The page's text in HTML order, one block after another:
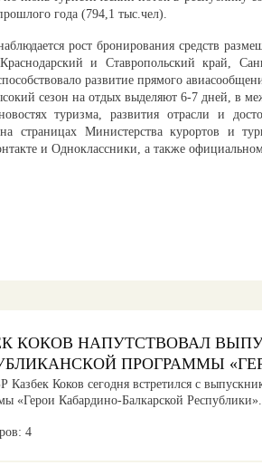
года (794,1 тыс.чел).
рост бронирования средств
и Ставропольский край,
развитие прямого
сезон на отдых выделяют 6-7 дней, в
туризма, развития отрасли и
страницах Министерства курортов и
и Одноклассники, а также официальном
КОКОВ НАПУТСТВОВАЛ
ПРОГРАММЫ
Казбек Коков сегодня встретился с
«Герои Кабардино-Балкарской Республики».
4